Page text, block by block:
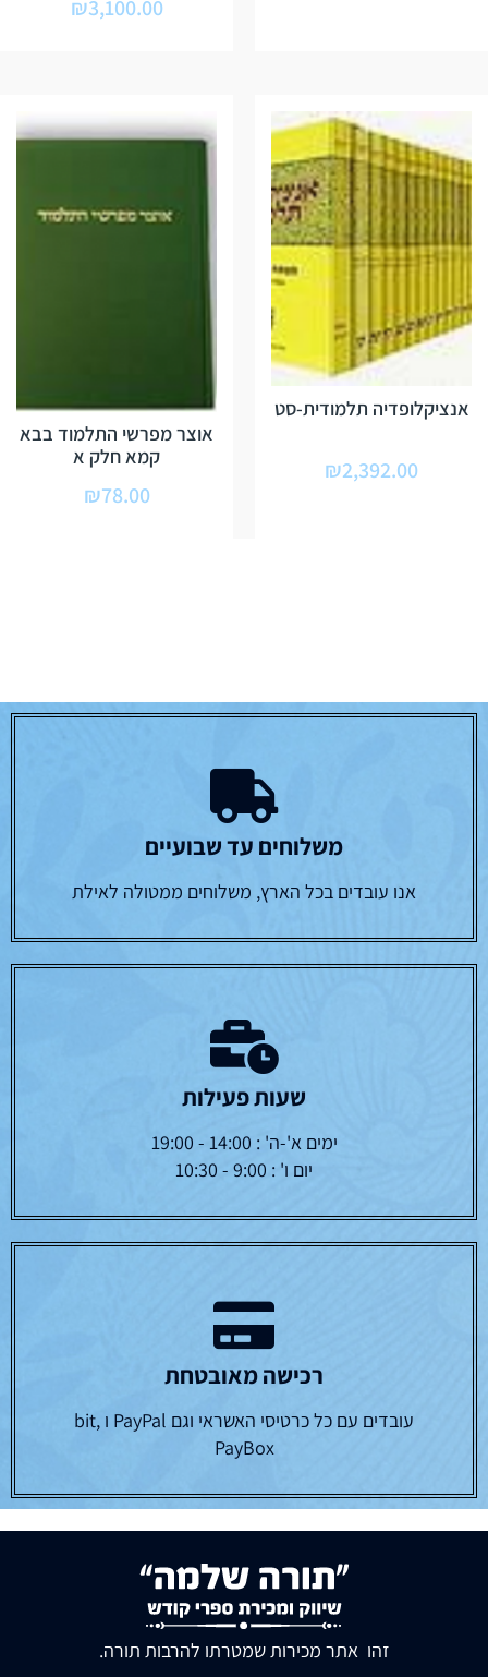
₪3,100.00
אנציקלופדיה תלמודית-סט
₪2,392.00
אוצר מפרשי התלמוד בבא
קמא חלק א
₪78.00
משלוחים עד שבועיים
אנו עובדים בכל הארץ, משלוחים ממטולה לאילת
שעות פעילות
ימים א'-ה' : 14:00 - 19:00
יום ו' : 9:00 - 10:30
רכישה מאובטחת
עובדים עם כל כרטיסי האשראי וגם PayPal ו bit,
PayBox
זהו אתר מכירות שמטרתו להרבות תורה.